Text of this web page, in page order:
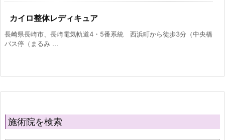
カイロ整体レディキュア
長崎県長崎市、長崎電気軌道4・5番系統 西浜町から徒歩3分（中央橋
バス停（まるみ ...
施術院を検索